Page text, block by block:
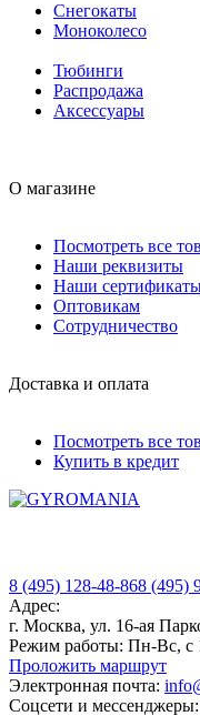
Снегокаты
Моноколесо
Тюбинги
Распродажа
Аксессуары
О магазине
Посмотреть все
Наши реквизиты
Наши
Оптовикам
Сотрудничество
Доставка и оплата
Посмотреть все
Купить в кредит
8 (495) 128-48-868 (495)
Адрес:
г. Москва, ул. 16-ая
Режим работы: Пн-Вс, с
Проложить маршрут
Электронная почта:
Соцсети и мессенджеры: